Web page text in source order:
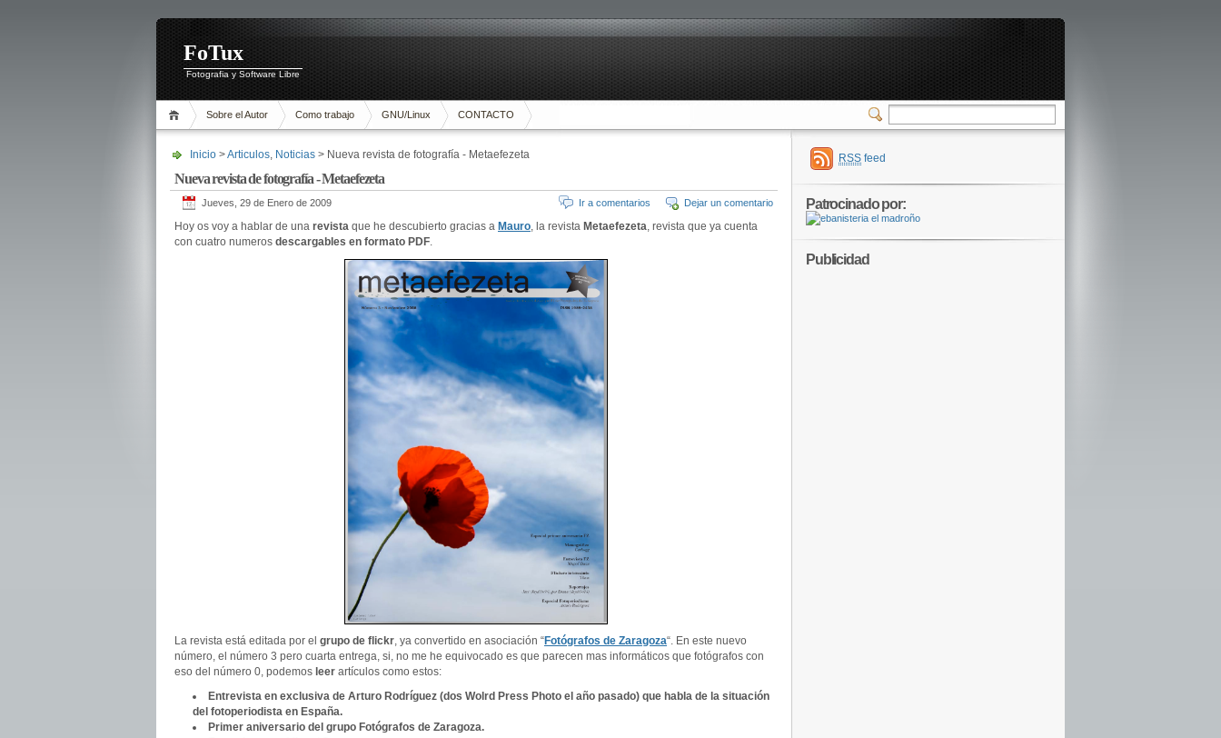
FoTux
Fotografia y Software Libre
Sobre el Autor Como trabajo GNU/Linux CONTACTO
Inicio >Articulos, Noticias > Nueva revista de fotografía - Metaefezeta
Nueva revista de fotografía - Metaefezeta
Jueves, 29 de Enero de 2009 Ir a comentarios Dejar un comentario
Hoy os voy a hablar de una revista que he descubierto gracias a Mauro, la revista Metaefezeta, revista que ya cuenta
con cuatro numeros descargables en formato PDF.
La revista está editada por el grupo de flickr, ya convertido en asociación “Fotógrafos de Zaragoza“. En este nuevo
número, el número 3 pero cuarta entrega, si, no me he equivocado es que parecen mas informáticos que fotógrafos con
eso del número 0, podemos leer artículos como estos:
Entrevista en exclusiva de Arturo Rodríguez (dos Wolrd Press Photo el año pasado) que habla de la situación
del fotoperiodista en España.
Primer aniversario del grupo Fotógrafos de Zaragoza.
RSS feed
Patrocinado por:
Publicidad